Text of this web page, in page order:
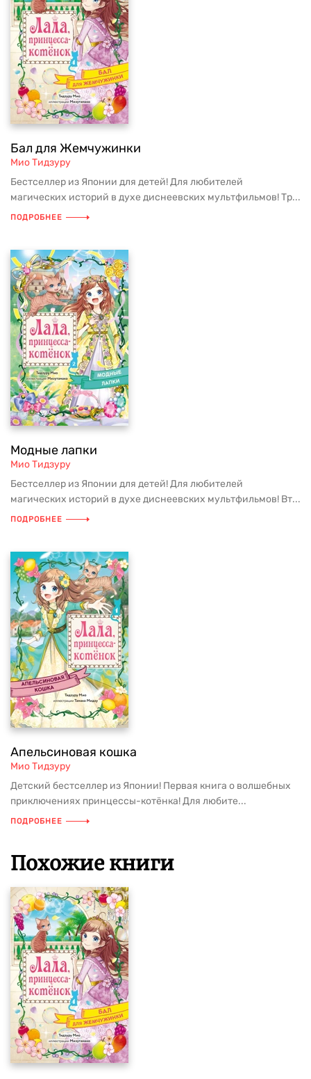
Бал для Жемчужинки
Мио Тидзуру
Бестселлер из Японии для детей! Для любителей
магических историй в духе диснеевских мультфильмов! Тр...
ПОДРОБНЕЕ
Модные лапки
Мио Тидзуру
Бестселлер из Японии для детей! Для любителей
магических историй в духе диснеевских мультфильмов! Вт...
ПОДРОБНЕЕ
Апельсиновая кошка
Мио Тидзуру
Детский бестселлер из Японии! Первая книга о волшебных
приключениях принцессы-котёнка! Для любите...
ПОДРОБНЕЕ
Похожие книги